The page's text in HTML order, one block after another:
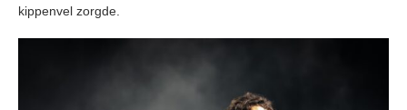
kippenvel zorgde.